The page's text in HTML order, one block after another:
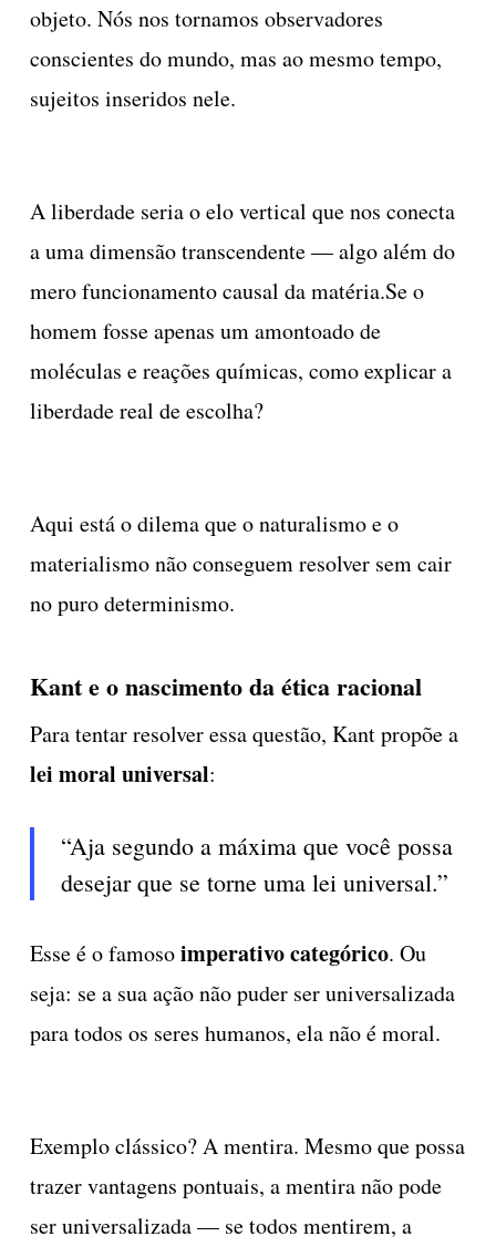
objeto. Nós nos tornamos observadores
conscientes do mundo, mas ao mesmo tempo,
sujeitos inseridos nele.
A liberdade seria o elo vertical que nos conecta
a uma dimensão transcendente — algo além do
mero funcionamento causal da matéria.Se o
homem fosse apenas um amontoado de
moléculas e reações químicas, como explicar a
liberdade real de escolha?
Aqui está o dilema que o naturalismo e o
materialismo não conseguem resolver sem cair
no puro determinismo.
Kant e o nascimento da ética racional
Para tentar resolver essa questão, Kant propõe a
lei moral universal:
“Aja segundo a máxima que você possa
desejar que se torne uma lei universal.”
Esse é o famosoimperativo categórico. Ou
seja: se a sua ação não puder ser universalizada
para todos os seres humanos, ela não é moral.
Exemplo clássico? A mentira. Mesmo que possa
trazer vantagens pontuais, a mentira não pode
ser universalizada — se todos mentirem, a